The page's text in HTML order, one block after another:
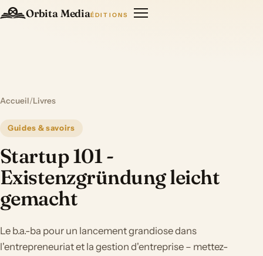
Orbita MediaÉDITIONS
Accueil/Livres
Guides & savoirs
Startup 101 -
Existenzgründung leicht
gemacht
Le b.a.-ba pour un lancement grandiose dans
l'entrepreneuriat et la gestion d'entreprise – mettez-